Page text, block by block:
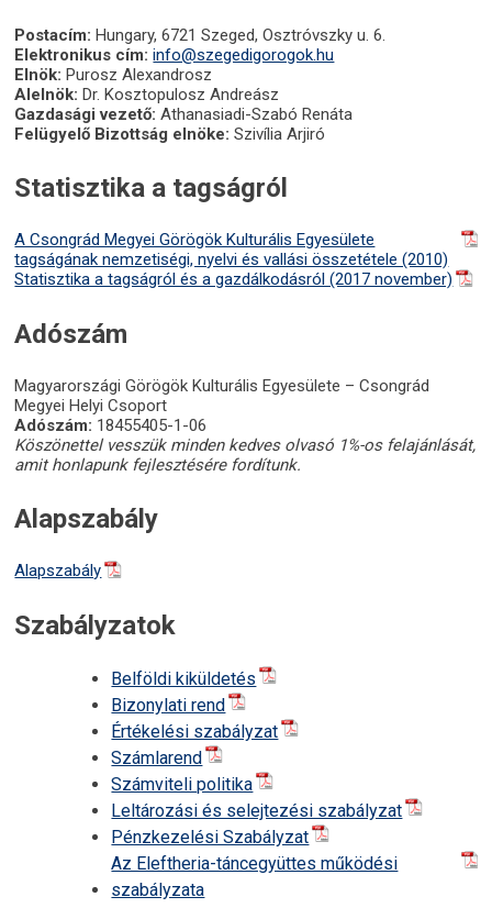
Postacím: Hungary, 6721 Szeged, Osztróvszky u. 6.
Elektronikus cím: info@szegedigorogok.hu
Elnök: Purosz Alexandrosz
Alelnök: Dr. Kosztopulosz Andreász
Gazdasági vezető: Athanasiadi-Szabó Renáta
Felügyelő Bizottság elnöke: Szivília Arjiró
Statisztika a tagságról
A Csongrád Megyei Görögök Kulturális Egyesülete
tagságának nemzetiségi, nyelvi és vallási összetétele (2010)
Statisztika a tagságról és a gazdálkodásról (2017 november)
Adószám
Magyarországi Görögök Kulturális Egyesülete – Csongrád
Megyei Helyi Csoport
Adószám: 18455405-1-06
Köszönettel vesszük minden kedves olvasó 1%-os felajánlását,
amit honlapunk fejlesztésére fordítunk.
Alapszabály
Alapszabály
Szabályzatok
Belföldi kiküldetés
Bizonylati rend
Értékelési szabályzat
Számlarend
Számviteli politika
Leltározási és selejtezési szabályzat
Pénzkezelési Szabályzat
Az Eleftheria-táncegyüttes működési
szabályzata